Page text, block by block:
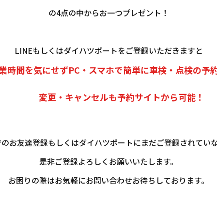
の4点の中からお一つプレゼント！
LINEもしくはダイハツポートをご登録いただきますと
間を気にせずPC・スマホで簡単に車検・点検の予
変更・キャンセルも予約サイトから可能！
お友達登録もしくはダイハツポートにまだご登録されてい
是非ご登録よろしくお願いいたします。
お困りの際はお気軽にお問い合わせお待ちしております。